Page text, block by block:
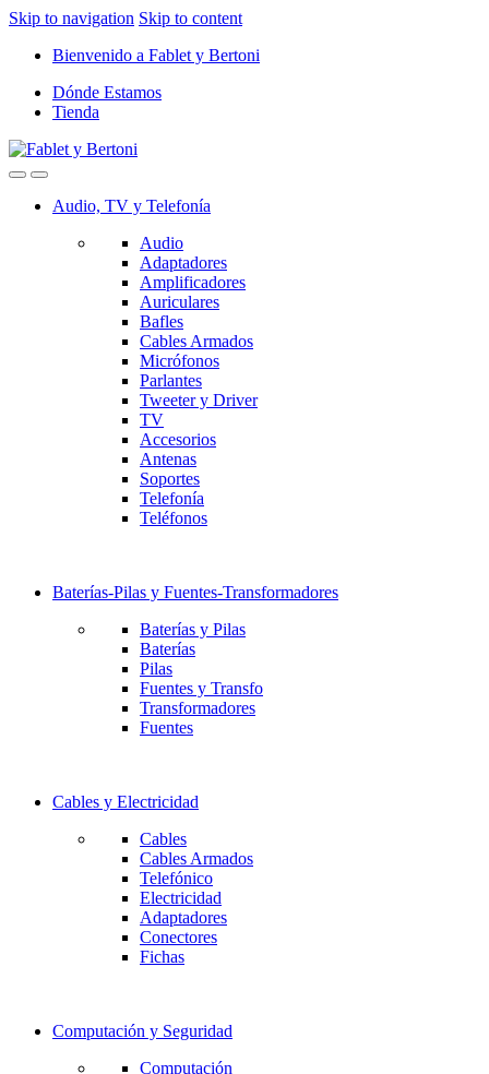
Skip to navigation Skip to content
Bienvenido a Fablet y Bertoni
Dónde Estamos
Tienda
Audio, TV y Telefonía
Audio
Adaptadores
Amplificadores
Auriculares
Bafles
Cables Armados
Micrófonos
Parlantes
Tweeter y Driver
TV
Accesorios
Antenas
Soportes
Telefonía
Teléfonos
Baterías-Pilas y Fuentes-Transformadores
Baterías y Pilas
Baterías
Pilas
Fuentes y Transfo
Transformadores
Fuentes
Cables y Electricidad
Cables
Cables Armados
Telefónico
Electricidad
Adaptadores
Conectores
Fichas
Computación y Seguridad
Computación